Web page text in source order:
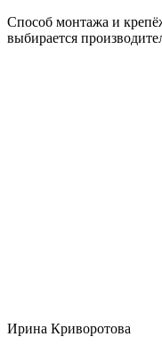
Способ монтажа и
выбирается
Ирина Криворотова